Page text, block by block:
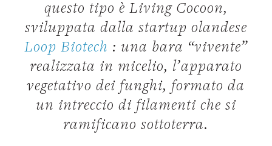
questo tipo è Living Cocoon,
sviluppata dalla startup olandese
Loop Biotech : una bara “vivente”
realizzata in micelio, l’apparato
vegetativo dei funghi, formato da
un intreccio di filamenti che si
ramificano sottoterra.